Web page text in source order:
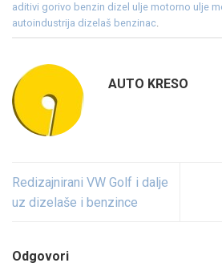
aditivi gorivo benzin dizel ulje motorno ulje
autoindustrija dizelaš benzinac
AUTO KRESO
Redizajnirani VW Golf i dalje
uz dizelaše i benzince
Odgovori